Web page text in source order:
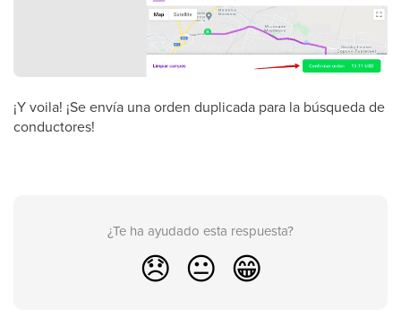
¡Y voila! ¡Se envía una orden duplicada para la búsqueda de
conductores!
¿Te ha ayudado esta respuesta?
😞 😐 😁